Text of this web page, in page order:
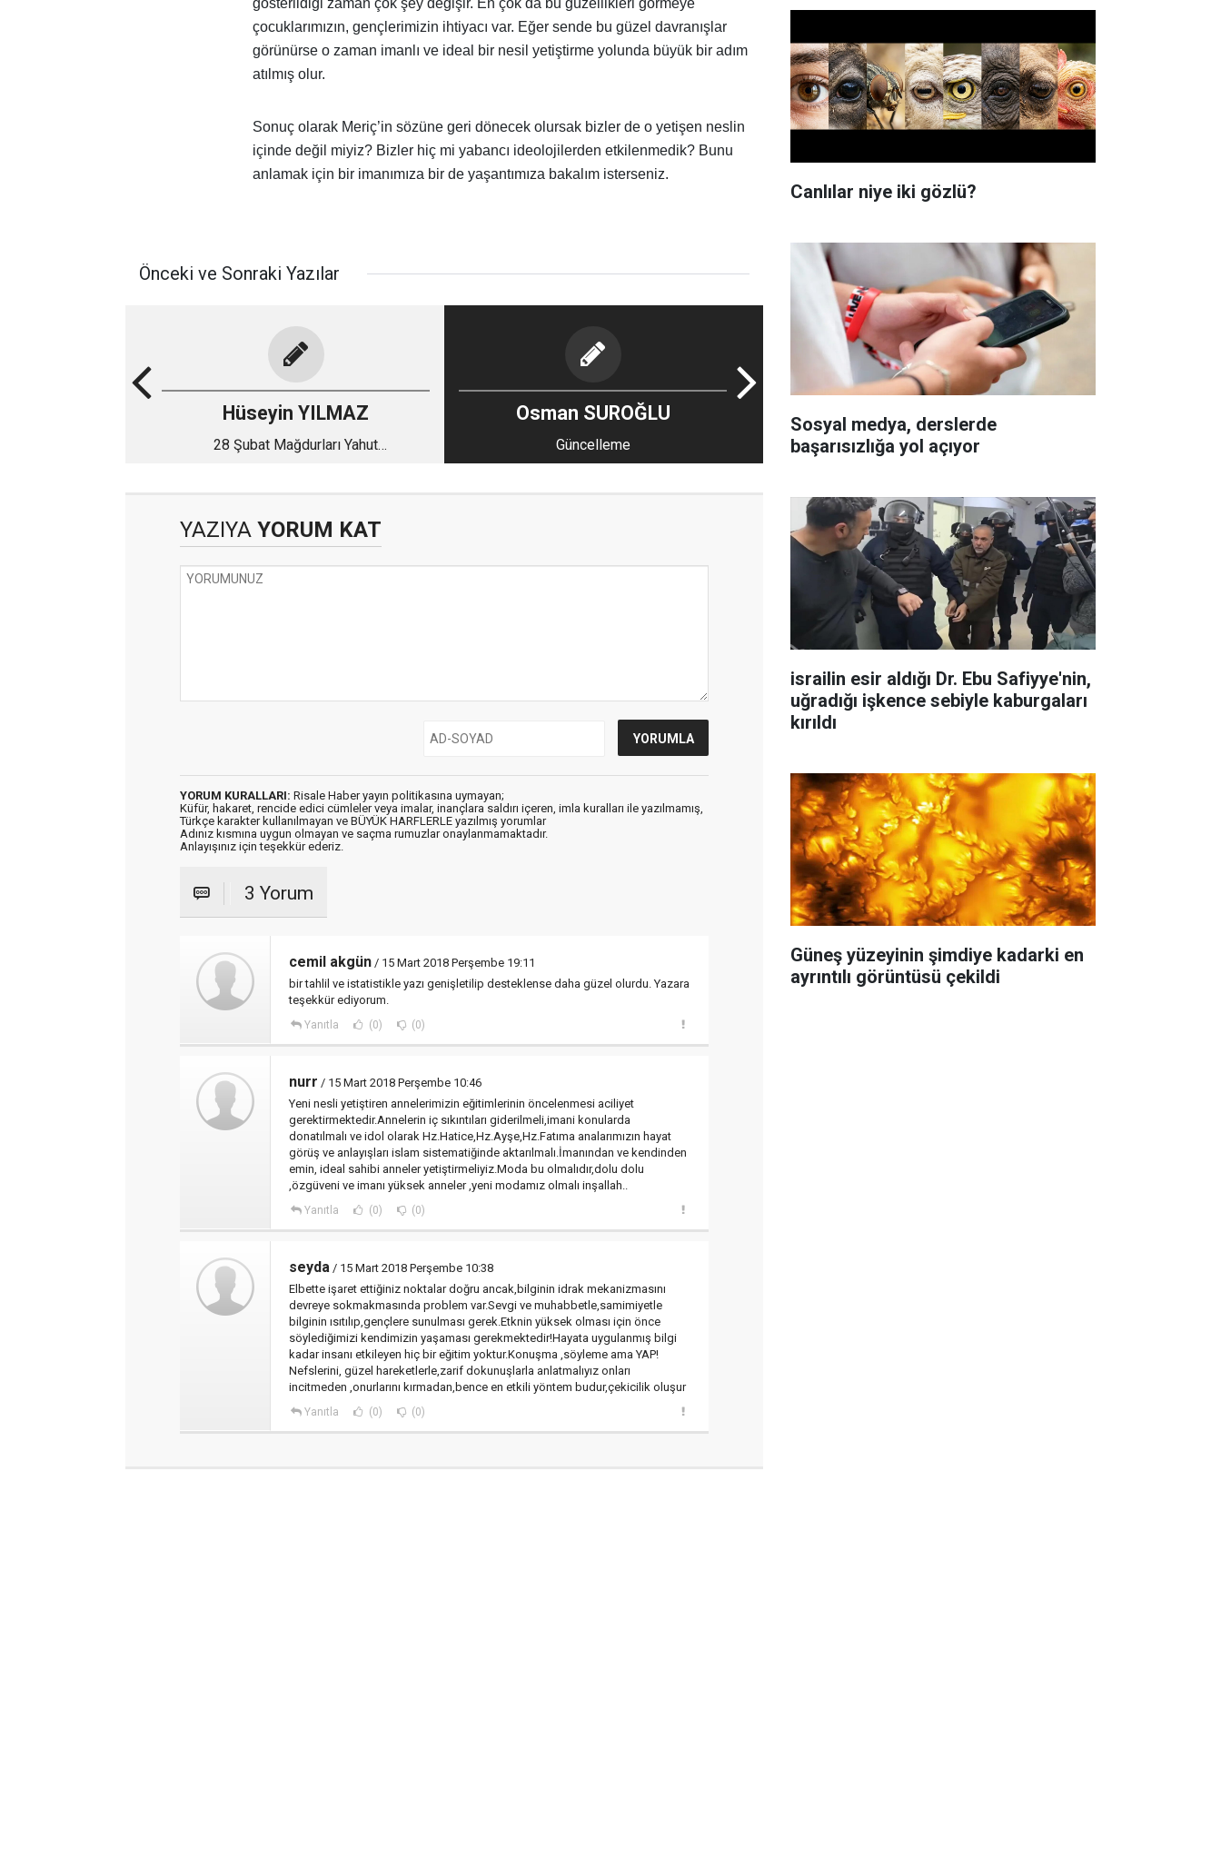
gösterildiği zaman çok şey değişir. En çok da bu güzellikleri görmeye
çocuklarımızın, gençlerimizin ihtiyacı var. Eğer sende bu güzel davranışlar
görünürse o zaman imanlı ve ideal bir nesil yetiştirme yolunda büyük bir adım
atılmış olur.
Sonuç olarak Meriç’in sözüne geri dönecek olursak bizler de o yetişen neslin
içinde değil miyiz? Bizler hiç mi yabancı ideolojilerden etkilenmedik? Bunu
anlamak için bir imanımıza bir de yaşantımıza bakalım isterseniz.
Önceki ve Sonraki Yazılar
Hüseyin YILMAZ
28 Şubat Mağdurları Yahut
Osman SUROĞLU
Güncelleme
YAZIYA YORUM KAT
YORUM KURALLARI: Risale Haber yayın politikasına uymayan;
Küfür, hakaret, rencide edici cümleler veya imalar, inançlara saldırı içeren, imla kuralları ile yazılmamış,
Türkçe karakter kullanılmayan ve BÜYÜK HARFLERLE yazılmış yorumlar
Adınız kısmına uygun olmayan ve saçma rumuzlar onaylanmamaktadır.
Anlayışınız için teşekkür ederiz.
3 Yorum
cemil akgün / 15 Mart 2018 Perşembe 19:11
bir tahlil ve istatistikle yazı genişletilip desteklense daha güzel olurdu. Yazara
teşekkür ediyorum.
Yanıtla (0) (0)
nurr / 15 Mart 2018 Perşembe 10:46
Yeni nesli yetiştiren annelerimizin eğitimlerinin öncelenmesi aciliyet
gerektirmektedir.Annelerin iç sıkıntıları giderilmeli,imani konularda
donatılmalı ve idol olarak Hz.Hatice,Hz.Ayşe,Hz.Fatıma analarımızın hayat
görüş ve anlayışları islam sistematiğinde aktarılmalı.İmanından ve kendinden
emin, ideal sahibi anneler yetiştirmeliyiz.Moda bu olmalıdır,dolu dolu
,özgüveni ve imanı yüksek anneler ,yeni modamız olmalı inşallah..
Yanıtla (0) (0)
seyda / 15 Mart 2018 Perşembe 10:38
Elbette işaret ettiğiniz noktalar doğru ancak,bilginin idrak mekanizmasını
devreye sokmakmasında problem var.Sevgi ve muhabbetle,samimiyetle
bilginin ısıtılıp,gençlere sunulması gerek.Etknin yüksek olması için önce
söylediğimizi kendimizin yaşaması gerekmektedir!Hayata uygulanmış bilgi
kadar insanı etkileyen hiç bir eğitim yoktur.Konuşma ,söyleme ama YAP!
Nefslerini, güzel hareketlerle,zarif dokunuşlarla anlatmalıyız onları
incitmeden ,onurlarını kırmadan,bence en etkili yöntem budur,çekicilik oluşur
Yanıtla (0) (0)
Canlılar niye iki gözlü?
Sosyal medya, derslerde
başarısızlığa yol açıyor
israilin esir aldığı Dr. Ebu Safiyye'nin,
uğradığı işkence sebiyle kaburgaları
kırıldı
Güneş yüzeyinin şimdiye kadarki en
ayrıntılı görüntüsü çekildi